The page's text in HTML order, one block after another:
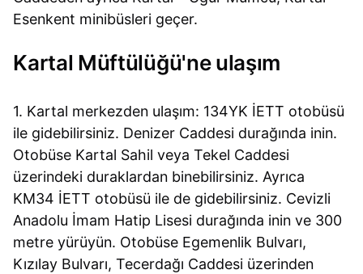
Esenkent minibüsleri geçer.
Kartal Müftülüğü'ne ulaşım
1. Kartal merkezden ulaşım: 134YK İETT otobüsü
ile gidebilirsiniz. Denizer Caddesi durağında inin.
Otobüse Kartal Sahil veya Tekel Caddesi
üzerindeki duraklardan binebilirsiniz. Ayrıca
KM34 İETT otobüsü ile de gidebilirsiniz. Cevizli
Anadolu İmam Hatip Lisesi durağında inin ve 300
metre yürüyün. Otobüse Egemenlik Bulvarı,
Kızılay Bulvarı, Tecerdağı Caddesi üzerinden